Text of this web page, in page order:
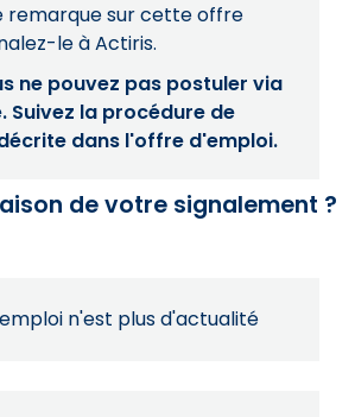
remarque sur cette offre
le à Actiris.
ne pouvez pas postuler via
Suivez la procédure de
dans l'offre d'emploi.
de votre signalement ?
n'est plus d'actualité